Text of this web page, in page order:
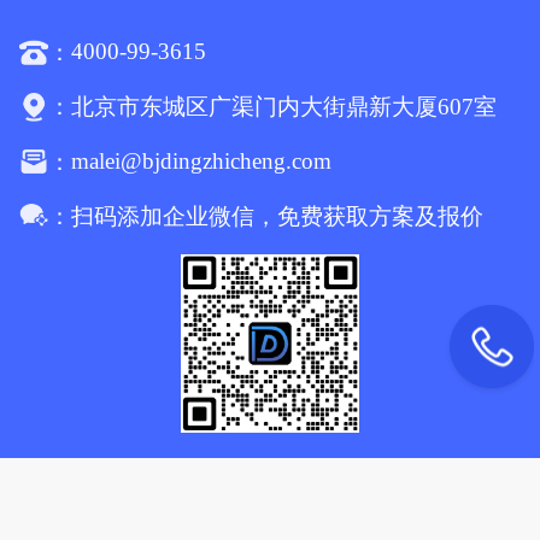
：4000-99-3615
：北京市东城区广渠门内大街鼎新大厦607室
：malei@bjdingzhicheng.com
：扫码添加企业微信，免费获取方案及报价